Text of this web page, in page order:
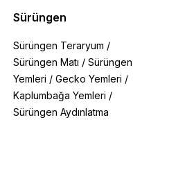
Sürüngen
Sürüngen Teraryum /
Sürüngen Matı / Sürüngen
Yemleri / Gecko Yemleri /
Kaplumbağa Yemleri /
Sürüngen Aydınlatma